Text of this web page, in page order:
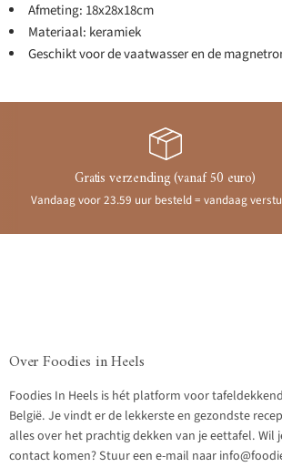
Afmeting: 18x28x18cm
Materiaal: keramiek
Geschikt voor de vaatwasser en de
Gratis verzending (vanaf 50 euro)
Vandaag voor 23.59 uur besteld = vandaag
Over Foodies in Heels
Foodies In Heels is hét platform voor
België. Je vindt er de lekkerste en gezondste
alles over het prachtig dekken van je eettafel. Wil
contact komen? Stuur een e-mail naar